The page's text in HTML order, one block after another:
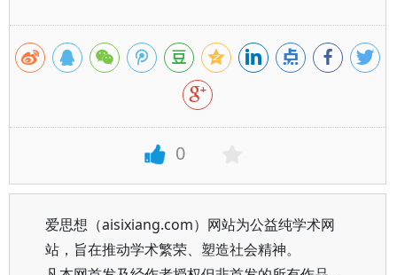
0
爱思想（aisixiang.com）网站为公益纯学术网
站，旨在推动学术繁荣、塑造社会精神。